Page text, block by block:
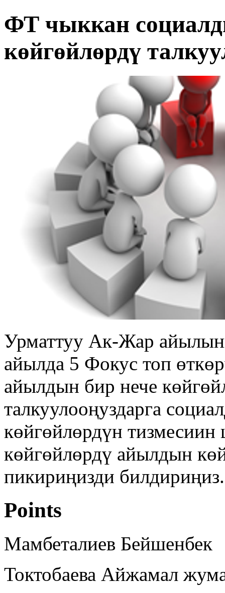
ФТ чыккан
көйгөйлөрдү
Урматтуу Ак-Жар
айылда 5 Фокус топ
айылдын бир нече
талкуулооңуздарга
көйгөйлөрдүн
көйгөйлөрдү айылдын
пикириңизди билдириңиз.
Points
Мамбеталиев Бейшенбек
Токтобаева Айжамал